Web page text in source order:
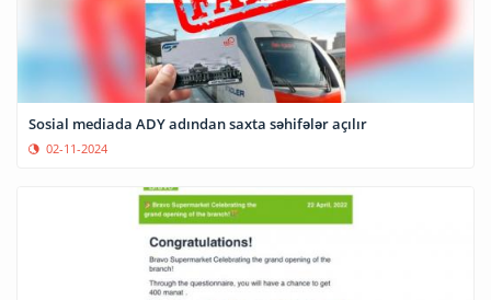
Sosial mediada ADY adından saxta səhifələr açılır
02-11-2024